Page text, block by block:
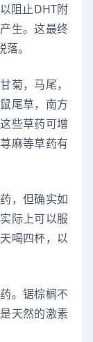
阻止DHT附
生。这最终
。
菊，马尾，
尾草，南方
些草药可增
麻等草药有
，但确实如
际上可以服
喝四杯，以
。锯棕榈不
天然的激素